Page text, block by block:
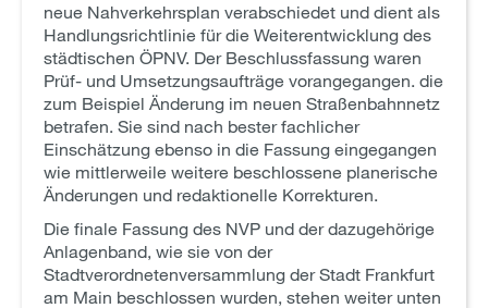
neue Nahverkehrsplan verabschiedet und dient als
Handlungsrichtlinie für die Weiterentwicklung des
städtischen ÖPNV. Der Beschlussfassung waren
Prüf- und Umsetzungsaufträge vorangegangen. die
zum Beispiel Änderung im neuen Straßenbahnnetz
betrafen. Sie sind nach bester fachlicher
Einschätzung ebenso in die Fassung eingegangen
wie mittlerweile weitere beschlossene planerische
Änderungen und redaktionelle Korrekturen.
Die finale Fassung des NVP und der dazugehörige
Anlagenband, wie sie von der
Stadtverordnetenversammlung der Stadt Frankfurt
am Main beschlossen wurden, stehen weiter unten